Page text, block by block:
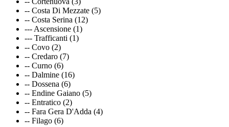
-- Costa Di Mezzate (5)
-- Costa Serina (12)
--- Ascensione (1)
--- Trafficanti (1)
-- Covo (2)
-- Credaro (7)
-- Curno (6)
-- Dalmine (16)
-- Dossena (6)
-- Endine Gaiano (5)
-- Entratico (2)
-- Fara Gera D'Adda (4)
-- Filago (6)